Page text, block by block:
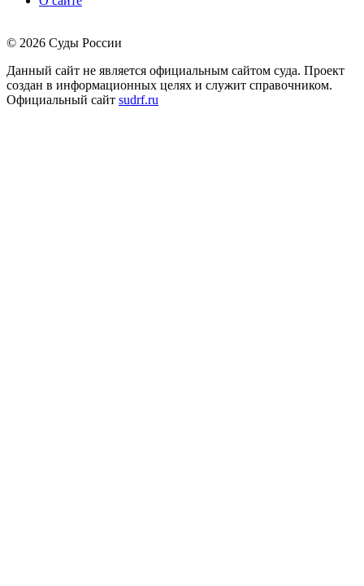
© 2026 Суды России
Данный сайт не является официальным сайтом суда. Проект
создан в информационных целях и служит справочником.
Официальный сайт sudrf.ru